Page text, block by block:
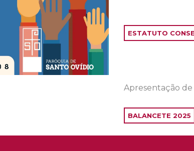
ESTATUTO
Apresentação de
BALANCETE 2025